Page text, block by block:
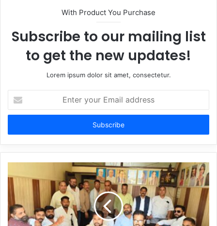
With Product You Purchase
Subscribe to our mailing list
to get the new updates!
Lorem ipsum dolor sit amet, consectetur.
your
Email